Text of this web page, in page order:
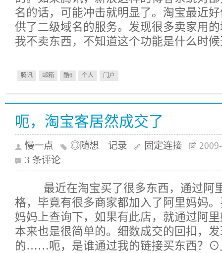
名的话，可能冲击就明显了。淘宝最近
供了二级域名的服务。发现很多卖家用
我不卖东西，不知道这个功能是什么时
腾讯 邮箱 酷6 个人 门户
呃，淘宝客居然成交了
慢一点 ◎随想 记录 固定连接
3 条评论
最近在淘宝买了很多东西，通过阿
格，毕竟有很多商家都加入了阿里妈妈
妈妈上查询下，如果有此店，就通过阿
本来也是很简单的。细数成交的回扣，
的……呃，是谁通过我的链接买东西？